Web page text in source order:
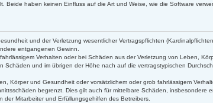
Beide haben keinen Einfluss auf die Art und Weise, wie die Software
und der Verletzung wesentlicher Vertragspflichten
entgangenen Gewinn.
Verhalten oder bei Schäden aus der Verletzung von Leben,
Schäden und im übrigen der Höhe nach auf die vertragstypischen
Körper und Gesundheit oder vorsätzlichem oder grob fahrlässigem
begrenzt. Dies gilt auch für mittelbare Schäden, insbesondere
Mitarbeiter und Erfüllungsgehilfen des Betreibers.